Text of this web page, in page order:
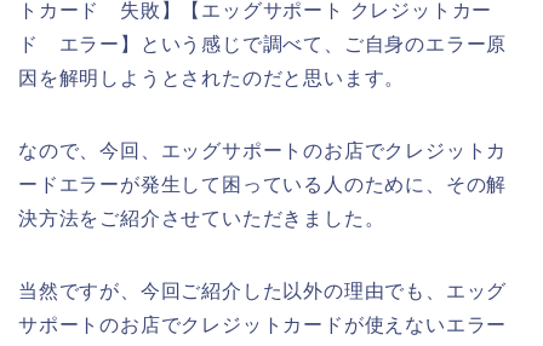
トカード 失敗】【エッグサポート クレジットカー
ド エラー】という感じで調べて、ご自身のエラー原
因を解明しようとされたのだと思います。
なので、今回、エッグサポートのお店でクレジットカ
ードエラーが発生して困っている人のために、その解
決方法をご紹介させていただきました。
当然ですが、今回ご紹介した以外の理由でも、エッグ
サポートのお店でクレジットカードが使えないエラー